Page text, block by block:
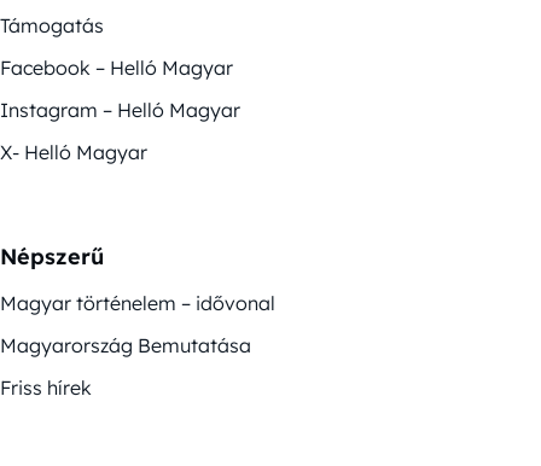
Támogatás
Facebook – Helló Magyar
Instagram – Helló Magyar
X- Helló Magyar
Népszerű
Magyar történelem – idővonal
Magyarország Bemutatása
Friss hírek